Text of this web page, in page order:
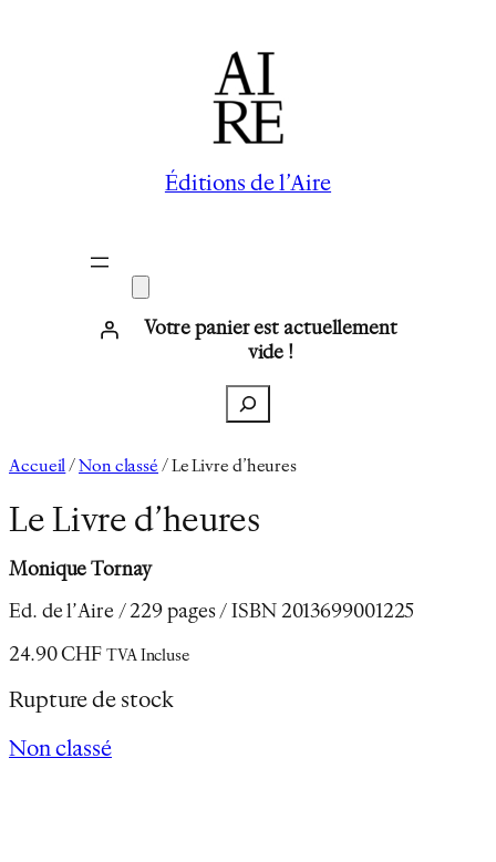
Éditions de l’Aire
Votre panier est actuellement
vide !
Recherche
Accueil /Non classé / Le Livre d’heures
Le Livre d’heures
Monique Tornay
Ed. de l’Aire / 229 pages / ISBN 2013699001225
24.90CHF TVA Incluse
Rupture de stock
Non classé